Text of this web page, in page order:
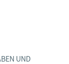
UND Z